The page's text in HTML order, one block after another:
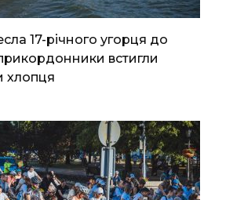
17-річного угорця до
встигли
хлопця